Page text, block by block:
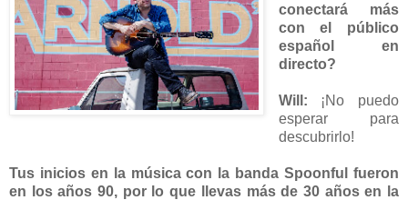
conectará más
con el público
español en
directo?
Will: ¡No puedo
esperar para
descubrirlo!
Tus inicios en la música con la banda Spoonful fueron
en los años 90, por lo que llevas más de 30 años en la